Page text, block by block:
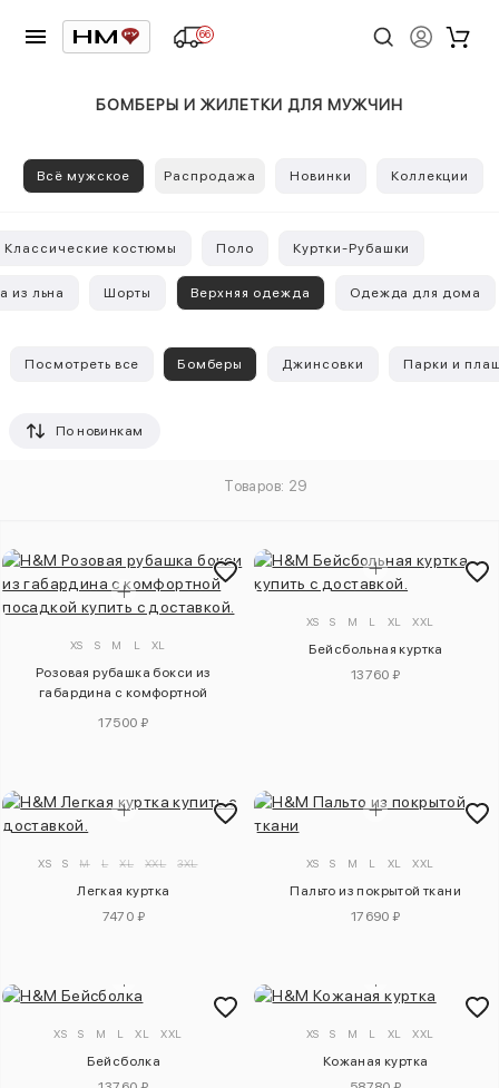
66
БОМБЕРЫ И ЖИЛЕТКИ ДЛЯ МУЖЧИН
Всё мужское Распродажа Новинки Коллекции
Классические костюмы Поло Куртки-Рубашки
из льна Шорты Верхняя одежда Одежда для дома
Посмотреть все Бомберы Джинсовки Парки и
По новинкам
Товаров: 29
XS S M L XL
Розовая рубашка бокси из
габардина с комфортной
17500 ₽
XS S M L XL XXL
Бейсбольная куртка
13760 ₽
XS S M L XL XXL 3XL
Легкая куртка
7470 ₽
XS S M L XL XXL
Пальто из покрытой ткани
17690 ₽
XS S M L XL XXL
Бейсболка
XS S M L XL XXL
Кожаная куртка